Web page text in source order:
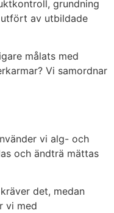
grundning
av utbildade
målats med
Vi samordnar
vi alg- och
och ändträ mättas
det, medan
vi med